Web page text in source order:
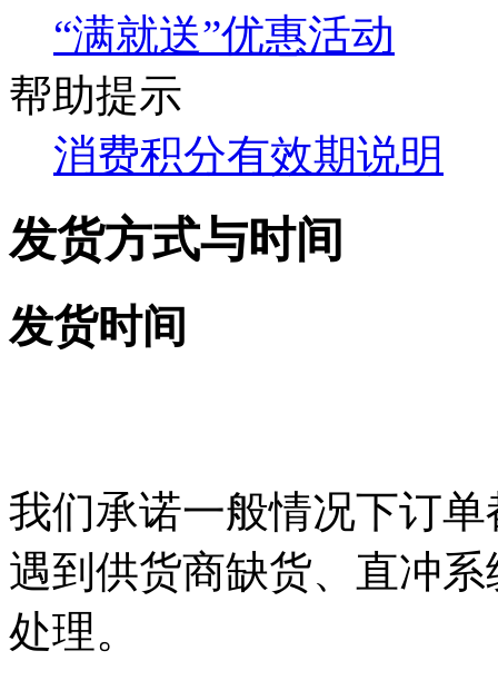
“满就送”优惠活动
帮助提示
消费积分有效期说明
发货方式与时间
发货时间
我们承诺一般情况下订
遇到供货商缺货、直冲
处理。